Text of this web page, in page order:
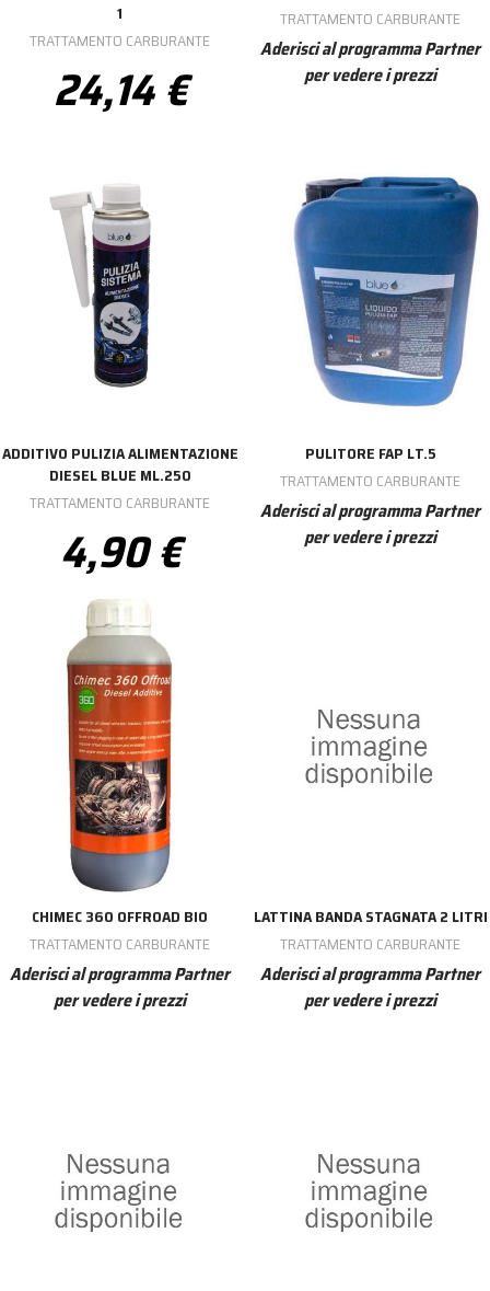
1
TRATTAMENTO CARBURANTE
24,14 €
TRATTAMENTO CARBURANTE
Aderisci al programma Partner
per vedere i prezzi
ADDITIVO PULIZIA ALIMENTAZIONE
DIESEL BLUE ML.250
TRATTAMENTO CARBURANTE
4,90 €
PULITORE FAP LT.5
TRATTAMENTO CARBURANTE
Aderisci al programma Partner
per vedere i prezzi
CHIMEC 360 OFFROAD BIO
TRATTAMENTO CARBURANTE
Aderisci al programma Partner
per vedere i prezzi
LATTINA BANDA STAGNATA 2 LITRI
TRATTAMENTO CARBURANTE
Aderisci al programma Partner
per vedere i prezzi